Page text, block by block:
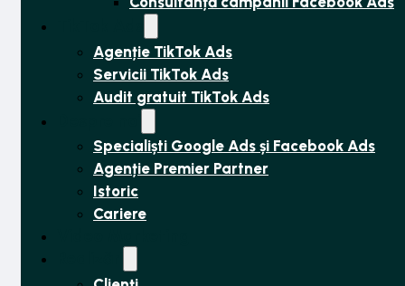
Agenție TikTok Ads
Servicii TikTok Ads
Audit gratuit TikTok Ads
Specialiști Google Ads și Facebook Ads
Agenție Premier Partner
Istoric
Cariere